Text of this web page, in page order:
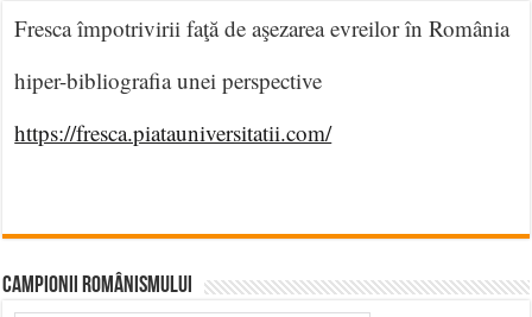
Fresca împotrivirii faţă de aşezarea evreilor în România
hiper-bibliografia unei perspective
https://fresca.piatauniversitatii.com/
CAMPIONII ROMÂNISMULUI